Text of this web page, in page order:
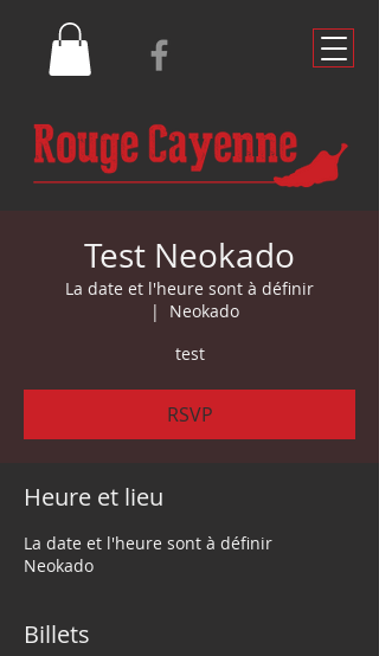
Test Neokado
La date et l'heure sont à définir
  |
Neokado
test
RSVP
Heure et lieu
La date et l'heure sont à définir
Neokado
Billets